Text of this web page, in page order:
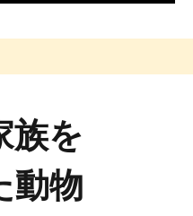
族を
動物